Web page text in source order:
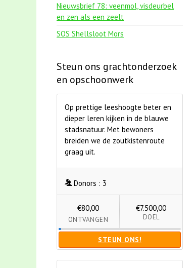
Nieuwsbrief 78: veenmol, visdeurbel
en zen als een zeelt
SOS Shellsloot Mors
Steun ons grachtonderzoek
en opschoonwerk
Op prettige leeshoogte beter en
dieper leren kijken in de blauwe
stadsnatuur. Met bewoners
breiden we de zoutkistenroute
graag uit.
Donors : 3
€80,00
ONTVANGEN
€7.500,00
DOEL
STEUN ONS!